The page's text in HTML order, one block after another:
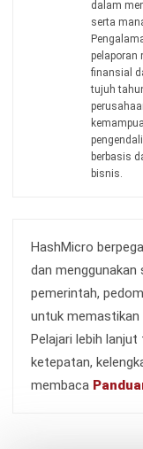
- 28/07/
ACCOUNTING
Strategi
dengan AI
Irga Afghani- 24/07/